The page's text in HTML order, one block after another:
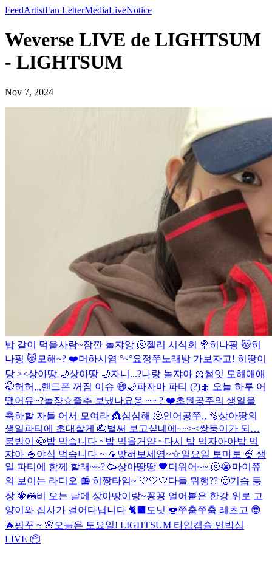
FeedArtistFan LetterMediaLiveNotice
Weverse LIVE de LIGHTSUM
- LIGHTSUM
Nov 7, 2024
밥 같이 먹을사람~잠깐 놀쟈앙 🫠젤리 시식회 🍭히나핑 😻히
나핑 😻 모해~? ❤️머하시염 °~°요정쭈노래방 가보자고! 히땅이
당 ><상아땅 🌙상아땅 🌙자니...?나랑 놀쟈아 🎀썸잇 모해애애
🤭허허,,,핸드폰 꺼짐 이슈 😅🌙파자마 파티 (?)🎀 오늘 하루 어
땠어유~?놀쟝☆즐추 보냈나요옹 ~~ ? ❤️초원공주의 생일을
축하할 자들 어서 모여라 👸심심해 🫠인어공쭈,, 🫧상아땅의
생일파티에 초대할게 🎂벌써 보고싶네에~~><쌍둥이가 되…
붕방이 🐶밥 먹습니다 ~밥 먹을거얌 ~다시 밥 먹자아아밥 먹
쟈아 🍚 야식 먹습니다 ~ 🍙 맞혀보세영~☆일요일 토마토 🍨 생
일 파티에 함께 할래~~? 🥳상아땅땅 🖤더워어~~ 🫠😭마이쮸
의 보이는 라디오 📻 히짱타임~ 🤍🤍🤍다들 뭐행?? 🥴기습 등
장 🍓🍰비 오는 날에 상아땅이랑~꽁꽁 얼어붙은 한강 위로 고
양이와 집사가 걸어다닙니다 🐈‍⬛️
도넛 🍩쭈춤쭈춤 레츠고 😎
🔥 핑꾸 ~ 🌸 오늘은 토요일! LIGHTSUM 타임캡슐 언박싱
LIVE 📦